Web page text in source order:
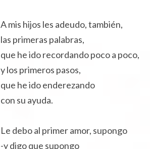
A mis hijos les adeudo, también,
las primeras palabras,
que he ido recordando poco a poco,
y los primeros pasos,
que he ido enderezando
con su ayuda.
Le debo al primer amor, supongo
-y digo que supongo